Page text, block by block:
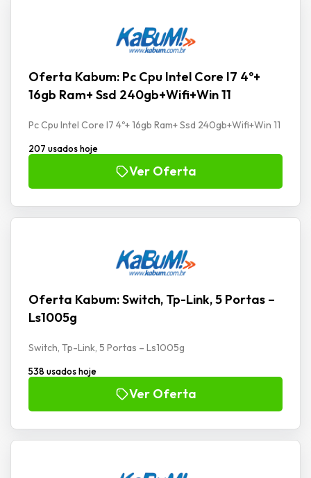
Oferta Kabum: Pc Cpu Intel Core I7 4º+
16gb Ram+ Ssd 240gb+Wifi+Win 11
Pc Cpu Intel Core I7 4º+ 16gb Ram+ Ssd 240gb+Wifi+Win 11
207 usados hoje
Ver Oferta
Oferta Kabum: Switch, Tp-Link, 5 Portas –
Ls1005g
Switch, Tp-Link, 5 Portas – Ls1005g
538 usados hoje
Ver Oferta